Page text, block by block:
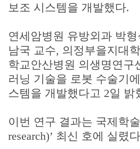
보조 시스템을 개발했다.
연세암병원 유방외과 박
남국 교수, 의정부을지대
학교안산병원 의생명연
러닝 기술을 로봇 수술기
스템을 개발했다고 2일 밝
이번 연구 결과는 국제학
research)’ 최신 호에 실렸